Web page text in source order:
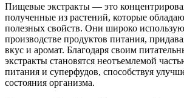
Пищевые экстракты — это
полученные из растений, которые
полезных свойств. Они широко
производстве продуктов питания,
вкус и аромат. Благодаря своим
экстракты становятся неотъемлемой
питания и суперфудов, способствуя
состояния организма.